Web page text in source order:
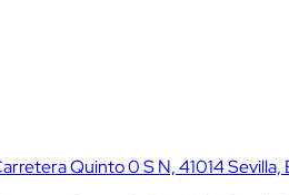
Quinto 0 S N, 41014 Sevilla,